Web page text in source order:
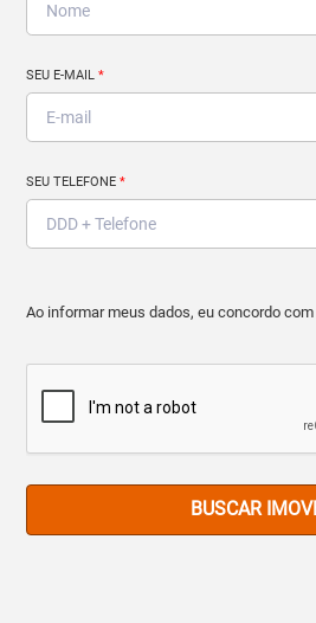
SEU E-MAIL*
SEU TELEFONE*
Ao informar meus dados, eu concordo com
BUSCAR